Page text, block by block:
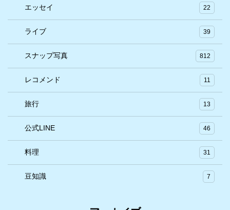
エッセイ 22
ライブ 39
スナップ写真 812
レコメンド 11
旅行 13
公式LINE 46
料理 31
豆知識 7